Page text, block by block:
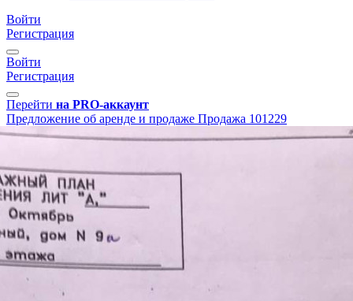
Войти
Регистрация
Войти
Регистрация
Перейти на PRO-аккаунт
Предложение об аренде и продаже Продажа 101229